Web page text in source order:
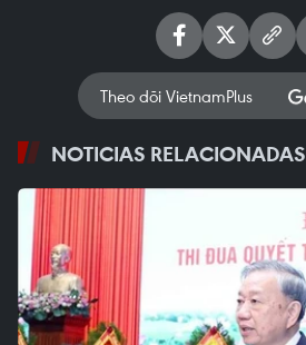
Theo dõi VietnamPlus
NOTICIAS RELACIONADAS